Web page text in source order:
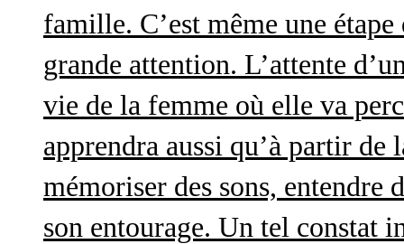
famille. C’est même une
grande attention. L’attente
vie de la femme où elle va
apprendra aussi qu’à partir
mémoriser des sons, entendre
son entourage. Un tel constat